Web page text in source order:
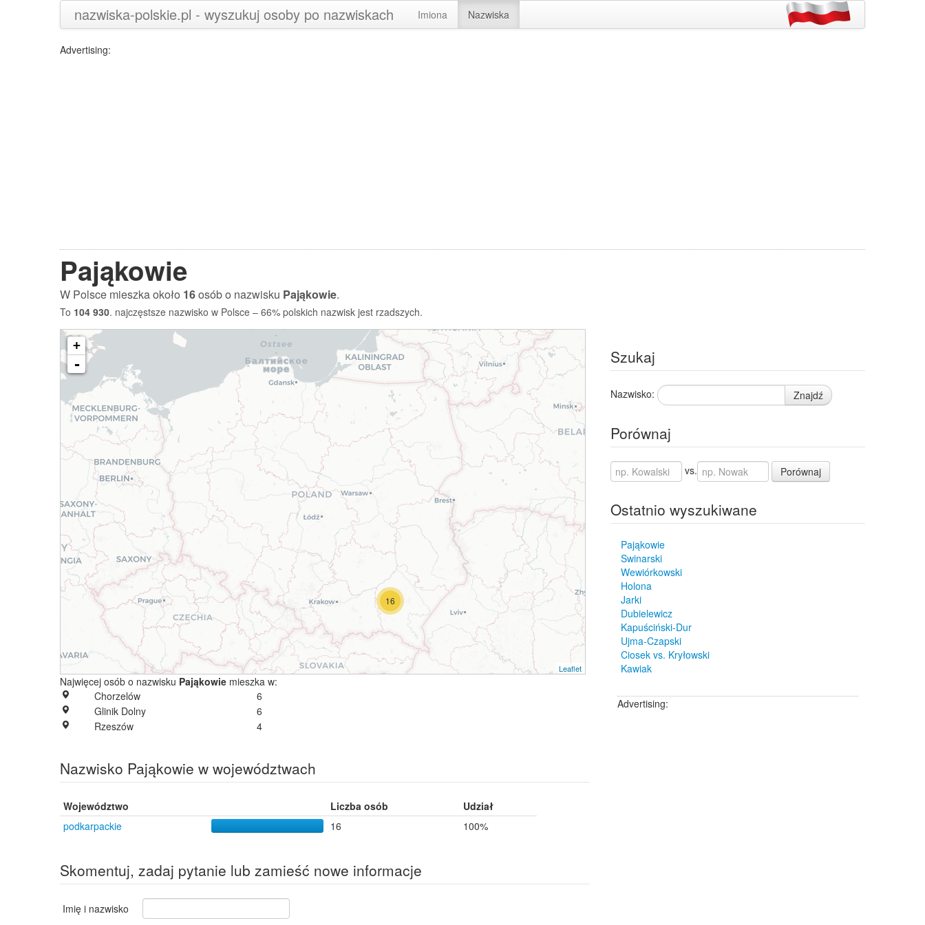
nazwiska-polskie.pl - wyszukuj osoby po nazwiskach Imiona Nazwiska
Advertising:
Pająkowie
W Polsce mieszka około 16osób o nazwisku Pająkowie.
To 104 930. najczęstsze nazwisko w Polsce – 66% polskich nazwisk jest rzadszych.
16
+
-
Leaflet
Najwięcej osób o nazwisku Pająkowie mieszka w:
Chorzelów
6
Glinik Dolny
6
Rzeszów
4
Nazwisko Pająkowie w województwach
Województwo Liczba osób
Udział
podkarpackie
16 100%
Skomentuj, zadaj pytanie lub zamieść nowe informacje
Imię i nazwisko
Szukaj
Nazwisko: Znajdź
Porównaj
vs. Porównaj
Ostatnio wyszukiwane
Pająkowie
Swinarski
Wewiórkowski
Holona
Jarki
Dubielewicz
Kapuściński-Dur
Ujma-Czapski
Ciosek vs. Kryłowski
Kawiak
Advertising: